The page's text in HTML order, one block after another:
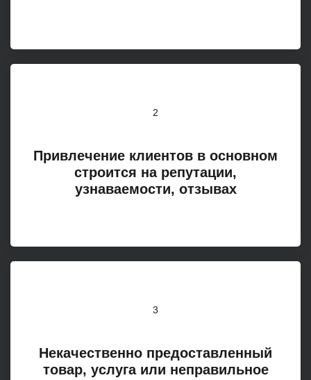
2
Привлечение клиентов в основном
строится на репутации,
узнаваемости, отзывах
3
Некачественно предоставленный
товар, услуга или неправильное